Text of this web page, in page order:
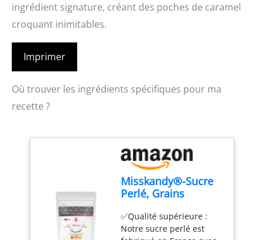
ingrédient signature, créant des poches de caramel
croquant inimitables.
Imprimer
Où trouver les ingrédients spécifiques pour ma
recette ?
Misskandy®-Sucre
Perlé, Grains
Idéal pour Gaufres
Liégeoise, gaufres,
✅Qualité supérieure :
Notre sucre perlé est